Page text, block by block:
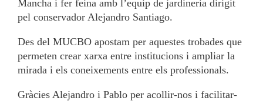
Mancha i fer feina amb l’equip de jardineria dirigit
pel conservador Alejandro Santiago.
Des del MUCBO apostam per aquestes trobades que
permeten crear xarxa entre institucions i ampliar la
mirada i els coneixements entre els professionals.
Gràcies Alejandro i Pablo per acollir-nos i facilitar-